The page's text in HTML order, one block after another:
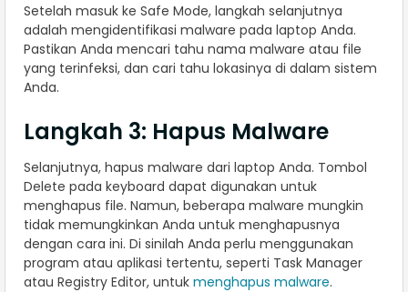
Setelah masuk ke Safe Mode, langkah selanjutnya
adalah mengidentifikasi malware pada laptop Anda.
Pastikan Anda mencari tahu nama malware atau file
yang terinfeksi, dan cari tahu lokasinya di dalam sistem
Anda.
Langkah 3: Hapus Malware
Selanjutnya, hapus malware dari laptop Anda. Tombol
Delete pada keyboard dapat digunakan untuk
menghapus file. Namun, beberapa malware mungkin
tidak memungkinkan Anda untuk menghapusnya
dengan cara ini. Di sinilah Anda perlu menggunakan
program atau aplikasi tertentu, seperti Task Manager
atau Registry Editor, untuk menghapus malware.